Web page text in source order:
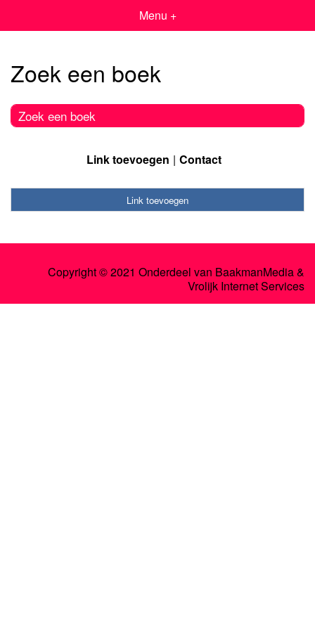
Menu +
Zoek een boek
Zoek een boek
Link toevoegen Contact
Link toevoegen
Copyright © 2021 Onderdeel van BaakmanMedia&
Vrolijk Internet Services